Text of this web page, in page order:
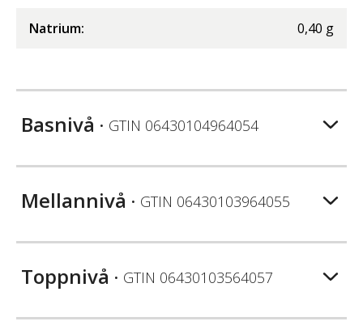
Natrium: 0,40 g
Basnivå • GTIN 06430104964054
Mellannivå • GTIN 06430103964055
Toppnivå • GTIN 06430103564057